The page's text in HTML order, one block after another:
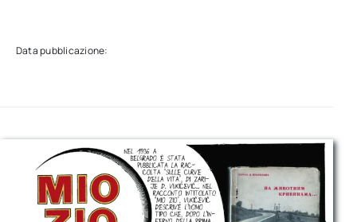
Data pubblicazione: